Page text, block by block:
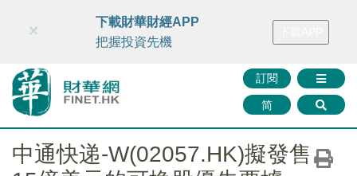
財華智庫網 FINTV FINMETA 財華證券 媒體矩陣
訂閱
简
×
下載財華財經APP
把握投資先機
中通快递-W(02057.HK)擬發售